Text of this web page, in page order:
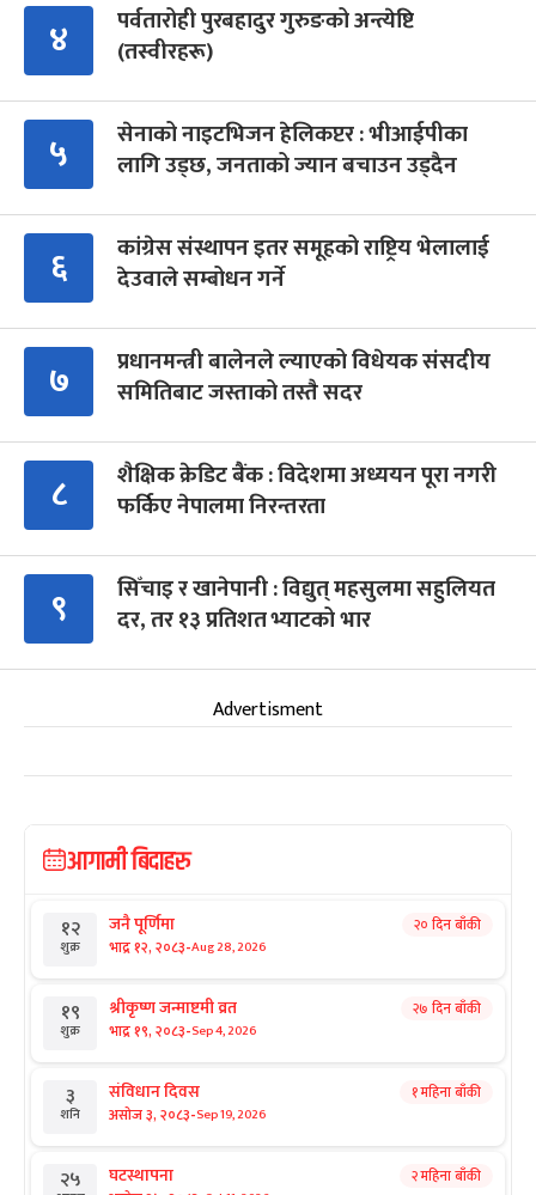
४
पर्वतारोही पुरबहादुर गुरुङको अन्त्येष्टि
(तस्वीरहरू)
५
सेनाको नाइटभिजन हेलिकप्टर : भीआईपीका
लागि उड्छ, जनताको ज्यान बचाउन उड्दैन
६
कांग्रेस संस्थापन इतर समूहको राष्ट्रिय भेलालाई
देउवाले सम्बोधन गर्ने
७
प्रधानमन्त्री बालेनले ल्याएको विधेयक संसदीय
समितिबाट जस्ताको तस्तै सदर
८
शैक्षिक क्रेडिट बैंक : विदेशमा अध्ययन पूरा नगरी
फर्किए नेपालमा निरन्तरता
९
सिँचाइ र खानेपानी : विद्युत् महसुलमा सहुलियत
दर, तर १३ प्रतिशत भ्याटको भार
Advertisment
आगामी बिदाहरु
१२
शुक्र
जनै पूर्णिमा
भाद्र १२, २०८३-Aug 28, 2026
२० दिन बाँकी
१९
शुक्र
श्रीकृष्ण जन्माष्टमी व्रत
भाद्र १९, २०८३-Sep 4, 2026
२७ दिन बाँकी
३
शनि
संविधान दिवस
असोज ३, २०८३-Sep 19, 2026
१ महिना बाँकी
२५ घटस्थापना २ महिना बाँकी